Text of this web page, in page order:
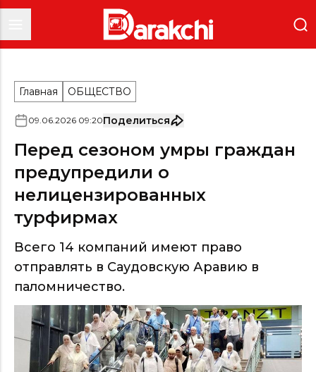
Главная ОБЩЕСТВО
09.06.2026 09:20Поделиться
Перед сезоном умры граждан
предупредили о
нелицензированных
турфирмах
Всего 14 компаний имеют право
отправлять в Саудовскую Аравию в
паломничество.